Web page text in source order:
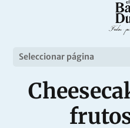
Seleccionar página